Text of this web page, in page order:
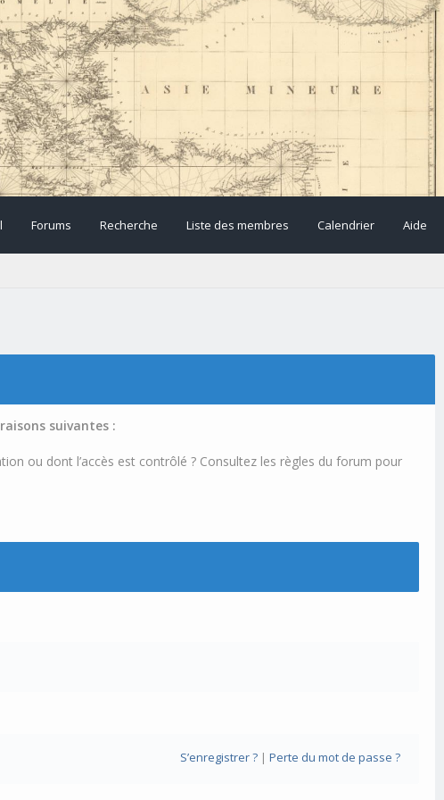
Forums Recherche Liste des membres Calendrier Aide
suivantes :
ou dont l’accès est contrôlé ? Consultez les règles du forum pour
S’enregistrer ?| Perte du mot de passe ?